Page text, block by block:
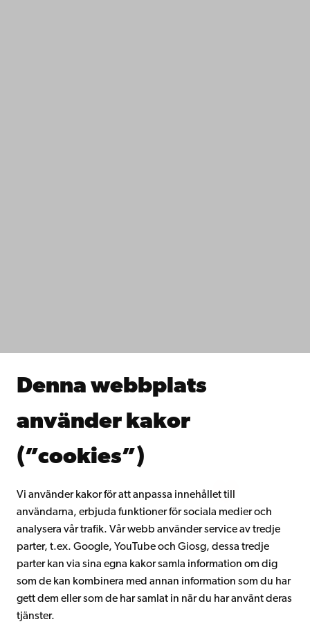
Denna webbplats
använder kakor
(”cookies”)
Vi använder kakor för att anpassa innehållet till
användarna, erbjuda funktioner för sociala medier och
analysera vår trafik. Vår webb använder service av tredje
parter, t.ex. Google, YouTube och Giosg, dessa tredje
parter kan via sina egna kakor samla information om dig
som de kan kombinera med annan information som du har
gett dem eller som de har samlat in när du har använt deras
tjänster.
Samarbeta med oss
Kontinuerligt lärande
Gå med i Åbo Akademis alumnnätverk
Intranätet
Facebook InstagramYouTube LinkedIn Blog Snapchat